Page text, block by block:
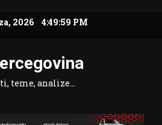
2026 4:50:00 PM
teme, analize…